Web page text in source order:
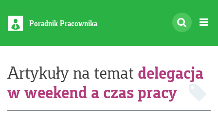
Poradnik Pracownika
Artykuły na temat delegacja
w weekend a czas pracy